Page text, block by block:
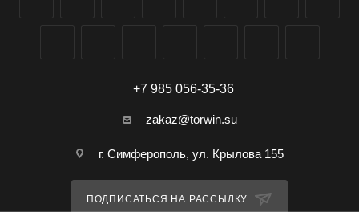
+7 985 056-35-36
zakaz@torwin.su
г. Симферополь, ул. Крылова 155
ПОДПИСАТЬСЯ НА РАССЫЛКУ